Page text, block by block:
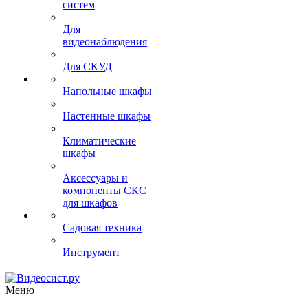
систем
Для
видеонаблюдения
Для СКУД
Напольные шкафы
Настенные шкафы
Климатические
шкафы
Аксессуары и
компоненты СКС
для шкафов
Садовая техника
Инструмент
Меню